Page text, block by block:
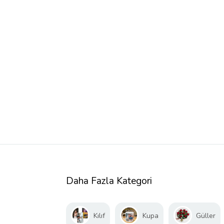
Daha Fazla Kategori
Kılıf Kupa Güller